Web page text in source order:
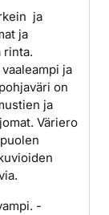
ja
ja
rinta.
ja
on
ja
Väri­ero